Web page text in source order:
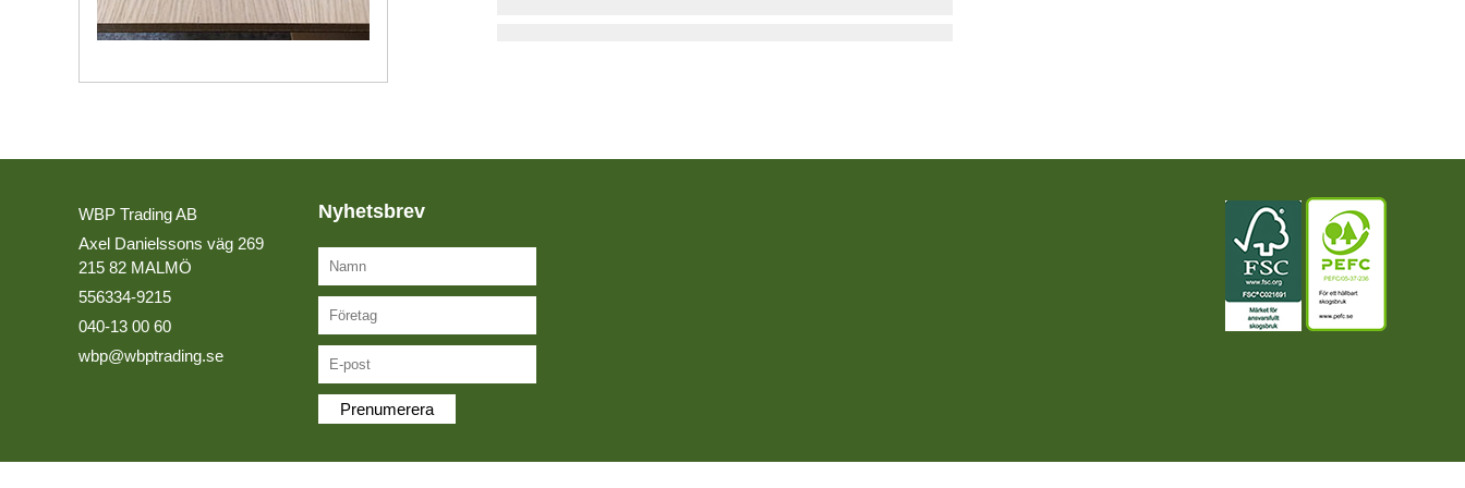
LIM
OLJOR
SLIPMATERIAL
SOLID SURFACE
Kvalitetspolicy
WBP Trading AB
Axel Danielssons väg 269
215 82 MALMÖ
556334-9215
040-13 00 60
wbp@wbptrading.se
Nyhetsbrev
Prenumerera